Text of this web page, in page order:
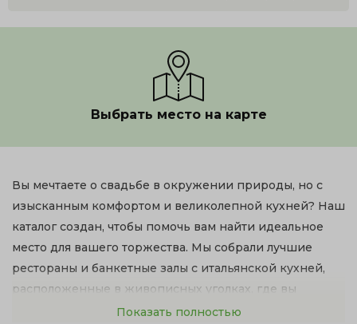
Выбрать место на карте
Вы мечтаете о свадьбе в окружении природы, но с
изысканным комфортом и великолепной кухней? Наш
каталог создан, чтобы помочь вам найти идеальное
место для вашего торжества. Мы собрали лучшие
рестораны и банкетные залы с итальянской кухней,
расположенные в живописных уголках, где вы
сможете насладиться красотой природы и
Показать полностью